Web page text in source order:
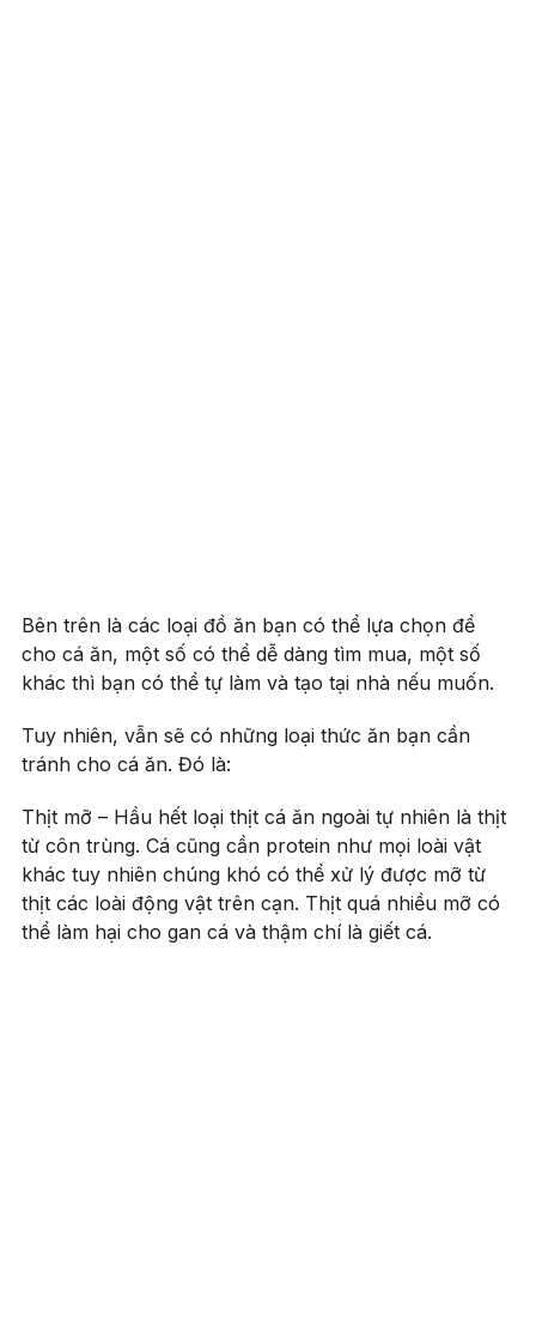
Bên trên là các loại đồ ăn bạn có thể lựa chọn để
cho cá ăn, một số có thể dễ dàng tìm mua, một số
khác thì bạn có thể tự làm và tạo tại nhà nếu muốn.
Tuy nhiên, vẫn sẽ có những loại thức ăn bạn cần
tránh cho cá ăn. Đó là:
Thịt mỡ – Hầu hết loại thịt cá ăn ngoài tự nhiên là thịt
từ côn trùng. Cá cũng cần protein như mọi loài vật
khác tuy nhiên chúng khó có thể xử lý được mỡ từ
thịt các loài động vật trên cạn. Thịt quá nhiều mỡ có
thể làm hại cho gan cá và thậm chí là giết cá.